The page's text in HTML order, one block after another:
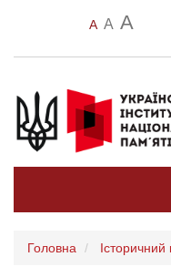
A A A
Головна